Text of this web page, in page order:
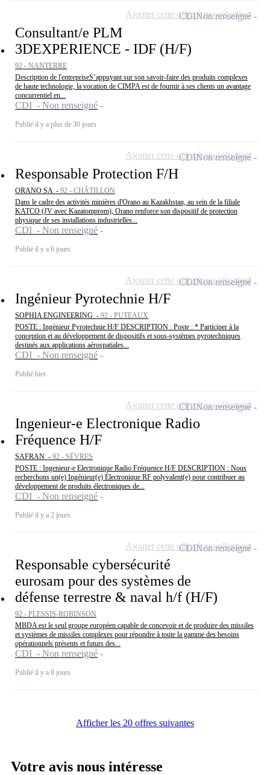
Consultant/e PLM
3DEXPERIENCE - IDF (H/F)
92 - NANTERRE
Description de l'entrepriseS’appuyant sur son savoir-faire des produits complexes
de haute technologie, la vocation de CIMPA est de fournir à ses clients un avantage
concurrentiel en...
CDI - Non renseigné
Publié il y a plus de 30 jours
CDINon renseigné
Ajouter cette offre à ma sélection
Responsable Protection F/H
ORANO SA - 92 - CHÂTILLON
Dans le cadre des activités minières d'Orano au Kazakhstan, au sein de la filiale
KATCO (JV avec Kazatomprom), Orano renforce son dispositif de protection
physique de ses installations industrielles...
CDI - Non renseigné
Publié il y a 6 jours
CDINon renseigné
Ajouter cette offre à ma sélection
Ingénieur Pyrotechnie H/F
SOPHIA ENGINEERING - 92 - PUTEAUX
POSTE : Ingénieur Pyrotechnie H/F DESCRIPTION : Poste : * Participer à la
conception et au développement de dispositifs et sous-systèmes pyrotechniques
destinés aux applications aérospatiales...
CDI - Non renseigné
Publié hier
CDINon renseigné
Ajouter cette offre à ma sélection
Ingenieur-e Electronique Radio
Fréquence H/F
SAFRAN - 92 - SÈVRES
POSTE : Ingenieur-e Electronique Radio Fréquence H/F DESCRIPTION : Nous
recherchons un(e) Ingénieur(e) Électronique RF polyvalent(e) pour contribuer au
développement de produits électroniques de...
CDI - Non renseigné
Publié il y a 2 jours
CDINon renseigné
Ajouter cette offre à ma sélection
Responsable cybersécurité
eurosam pour des systèmes de
défense terrestre & naval h/f (H/F)
92 - PLESSIS-ROBINSON
MBDA est le seul groupe européen capable de concevoir et de produire des missiles
et systèmes de missiles complexes pour répondre à toute la gamme des besoins
opérationnels présents et futurs des...
CDI - Non renseigné
Publié il y a 8 jours
CDINon renseigné
Ajouter cette offre à ma sélection
Afficher les 20 offres suivantes
Votre avis nous intéresse